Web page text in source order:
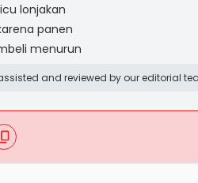
lonjakan
panen
menurun
and reviewed by our editorial